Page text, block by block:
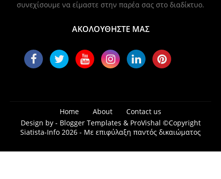
συνεχίσουμε να είμαστε στην παρέα σας στο διαδίκτυο.
ΑΚΟΛΟΥΘΗΣΤΕ ΜΑΣ
Home About
Contact us
Design by - Blogger Templates & ProVishal ©Copyright
Siatista-Info 2026 - Με επιφύλαξη παντός δικαιώματος